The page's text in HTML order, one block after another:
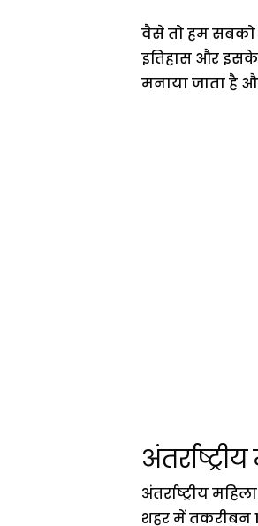
वैसे तो हम सबको
इतिहास और
मनाया जाता है
अंतर्राष्ट्रीय
शहर में तकरीबन